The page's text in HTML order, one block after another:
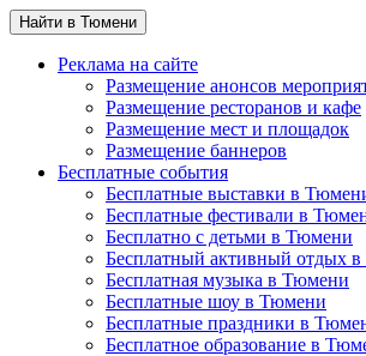
Найти в Тюмени
Реклама на сайте
Размещение анонсов
Размещение ресторанов и кафе
Размещение мест и площадок
Размещение баннеров
Бесплатные события
Бесплатные выставки в
Бесплатные фестивали в
Бесплатно с детьми в Тюмени
Бесплатный активный отдых
Бесплатная музыка в Тюмени
Бесплатные шоу в Тюмени
Бесплатные праздники в
Бесплатное образование в